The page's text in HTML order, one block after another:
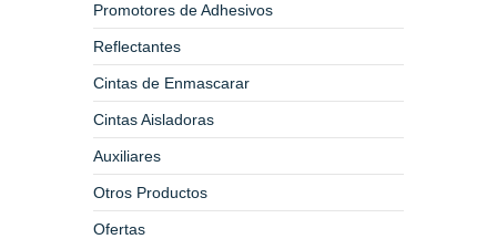
Promotores de Adhesivos
Reflectantes
Cintas de Enmascarar
Cintas Aisladoras
Auxiliares
Otros Productos
Ofertas